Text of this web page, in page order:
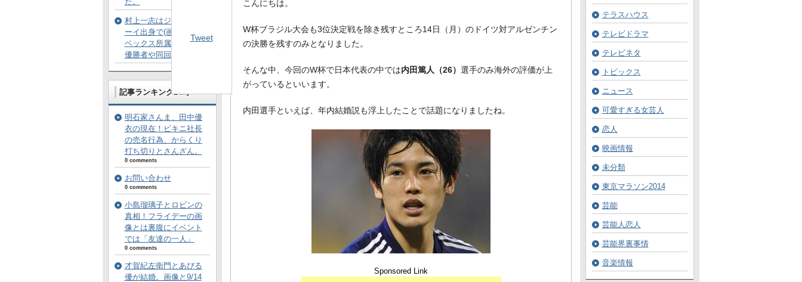
Tweet
こんにちは。
W杯ブラジル大会も3位決定戦を除き残すところ14日（月）のドイツ対アルゼンチン
の決勝を残すのみとなりました。
そんな中、今回のW杯で日本代表の中では内田篤人（26） 選手のみ海外の評価が上
がっているといいます。
内田選手といえば、年内結婚説も浮上したことで話題になりましたね。
Sponsored Link
村上一志はジュノンボ
ーイ出身で(画像)元エイ
ベックス所属。20回の
優勝者や同回出身は。
記事ランキング24時
明石家さんま、田中優
衣の現在！ビキニ社長
の売名行為、からくり
打ち切りとさんざん。
0 comments
お問い合わせ
0 comments
小島瑠璃子とロビンの
真相！フライデーの画
像とは裏腹にイベント
では「友達の一人」
0 comments
才賀紀左衛門とあびる
優が結婚。画像と9/14
テラスハウス
テレビドラマ
テレビネタ
トピックス
ニュース
可愛すぎる女芸人
恋人
映画情報
未分類
東京マラソン2014
芸能
芸能人恋人
芸能界裏事情
音楽情報